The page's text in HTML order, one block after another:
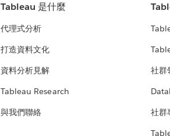
Tableau 是什麼
代理式分析
打造資料文化
資料分析見解
Tableau Research
與我們聯絡
社群
社群